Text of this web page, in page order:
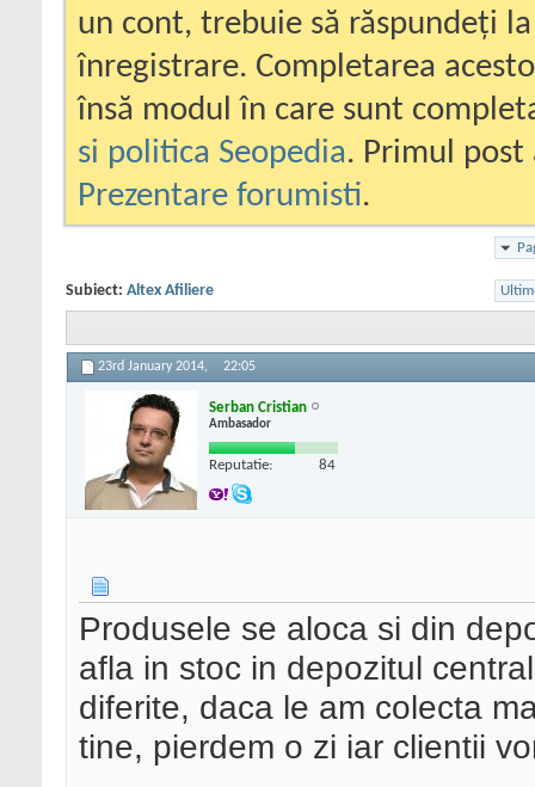
un cont, trebuie să răspundeți
înregistrare. Completarea
însă modul în care sunt
si politica Seopedia. Primul
Prezentare forumisti.
Subiect: Altex Afiliere
23rd January 2014, 22:05
Serban Cristian
Ambasador
Reputatie: 84
Produsele se aloca si din
afla in stoc in depozitul
diferite, daca le am colecta
tine, pierdem o zi iar clientii